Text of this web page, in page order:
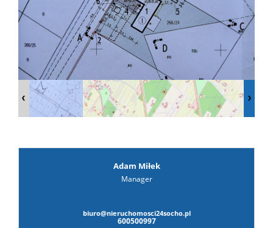
Adam Miłek
Manager
biuro@nieruchomosci24socho.pl
600500997